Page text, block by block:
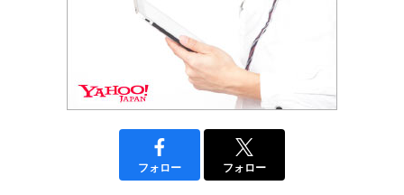
フォロー フォロー